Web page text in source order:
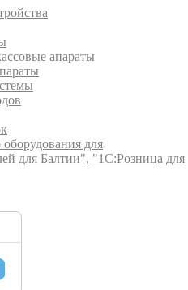
апараты
для
для Балтии", "1С:Розница для